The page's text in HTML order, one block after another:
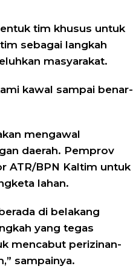
tim khusus untuk
sebagai langkah
masyarakat.
kawal sampai benar-
mengawal
daerah. Pemprov
ATR/BPN Kaltim untuk
lahan.
di belakang
yang tegas
mencabut perizinan-
sampainya.